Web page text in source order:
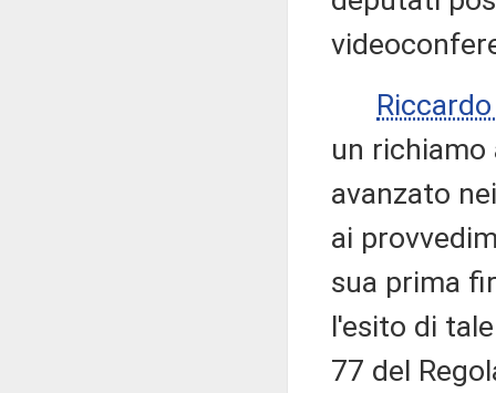
un richiamo
avanzato
ai
sua prima
l'esito di
77 del